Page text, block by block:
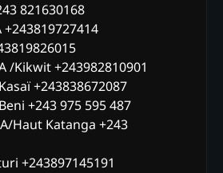
821630168
+243819727414
/Kikwit +243982810901
+243838672087
+243 975 595 487
Haut Katanga +243
+243897145191